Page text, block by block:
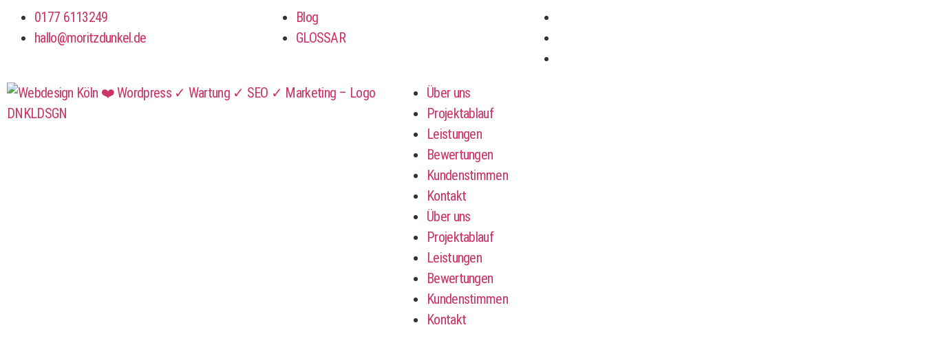
0177 6113249
hallo@moritzdunkel.de
Blog
GLOSSAR
Über uns
Projektablauf
Leistungen
Bewertungen
Kundenstimmen
Kontakt
Über uns
Projektablauf
Leistungen
Bewertungen
Kundenstimmen
Kontakt